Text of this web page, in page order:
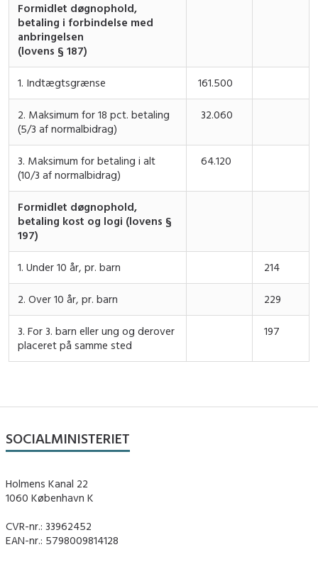
Formidlet døgnophold,
betaling i forbindelse med
anbringelsen
(lovens § 187)
1. Indtægtsgrænse 161.500
2. Maksimum for 18 pct. betaling
(5/3 af normalbidrag)
32.060
3. Maksimum for betaling i alt
(10/3 af normalbidrag)
64.120
Formidlet døgnophold,
betaling kost og logi (lovens §
197)
1. Under 10 år, pr. barn 214
2. Over 10 år, pr. barn 229
3. For 3. barn eller ung og derover
placeret på samme sted
197
SOCIALMINISTERIET
Holmens Kanal 22
1060 København K
CVR-nr.: 33962452
EAN-nr.: 5798009814128